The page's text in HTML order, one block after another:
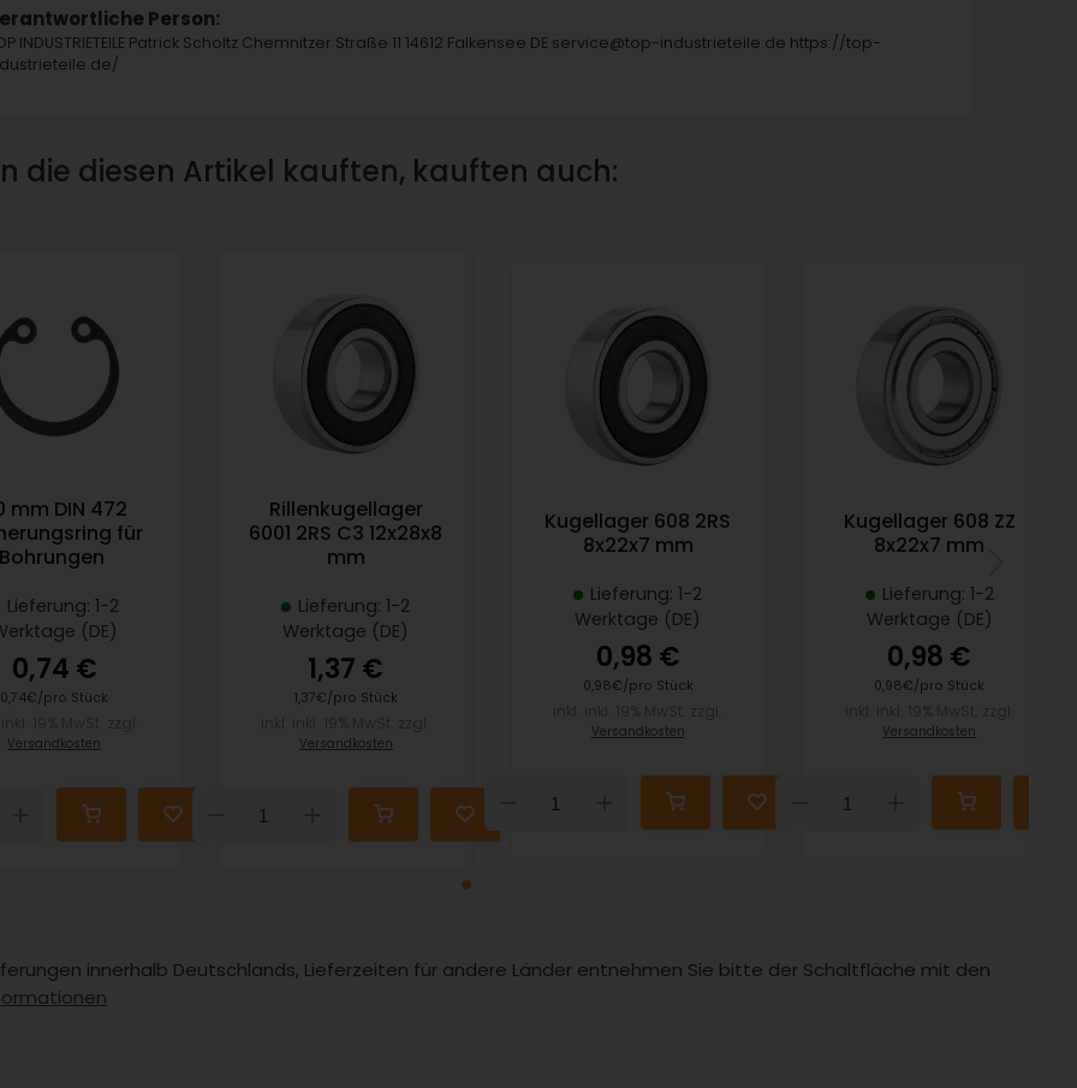
Person:
INDUSTRIETEILE Patrick Scholtz Chemnitzer Straße 11 14612 Falkensee DE service@top-industrieteile.de https://top-
die diesen Artikel kauften, kauften auch:
mm DIN 472
für
Bohrungen
Lieferung: 1-2
(DE)
0,74 €
0,74€/pro Stück
Versandkosten
Rillenkugellager
6001 2RS C3 12x28x8
mm
Lieferung: 1-2
Werktage (DE)
1,37 €
1,37€/pro Stück
Versandkosten
Down
Kugellager 608 2RS
8x22x7 mm
Lieferung: 1-2
Werktage (DE)
0,98 €
0,98€/pro Stück
Versandkosten
Down
Kugellager 608 ZZ
8x22x7 mm
Lieferung: 1-2
Werktage (DE)
0,98 €
0,98€/pro Stück
Versandkosten
Down
innerhalb Deutschlands, Lieferzeiten für andere Länder entnehmen Sie bitte der Schaltfläche mit den